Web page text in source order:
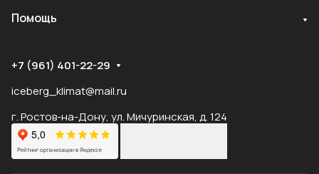
Помощь
+7 (961) 401-22-29
iceberg_klimat@mail.ru
г. Ростов-на-Дону, ул. Мичуринская, д. 124